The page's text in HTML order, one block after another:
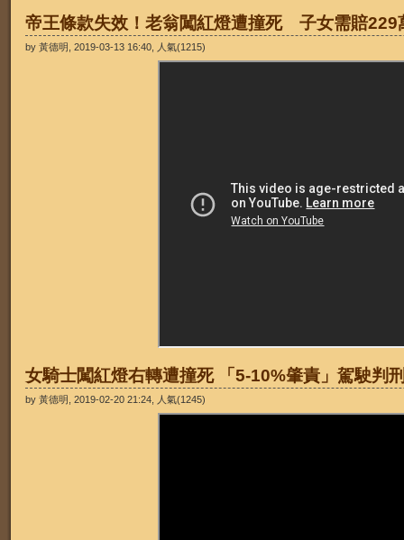
帝王條款失效！老翁闖紅燈遭撞死 子女需賠229
by 黃德明, 2019-03-13 16:40, 人氣(1215)
女騎士闖紅燈右轉遭撞死 「5-10%肇責」駕駛判
by 黃德明, 2019-02-20 21:24, 人氣(1245)